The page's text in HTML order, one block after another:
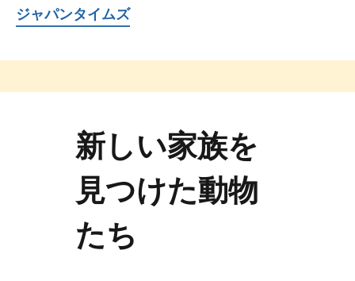
ジャパンタイムズ
新しい家族を
見つけた動物
たち